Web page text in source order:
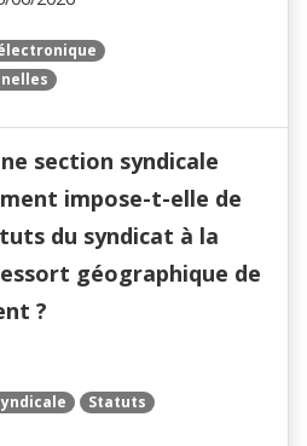
section syndicale
impose-t-elle de
du syndicat à la
géographique de
?
Statuts